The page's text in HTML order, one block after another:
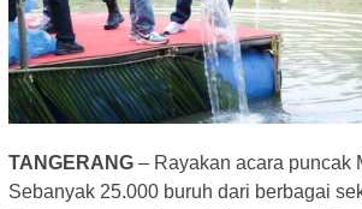
TANGERANG – Rayakan acara puncak
Sebanyak 25.000 buruh dari berbagai